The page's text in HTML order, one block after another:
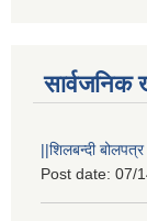
सार्वजनिक
||शिलबन्दी
Post date: 07/